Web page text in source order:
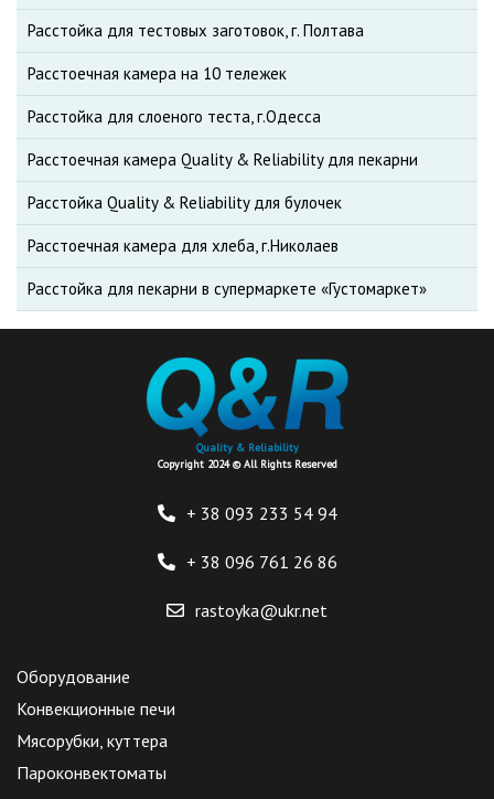
Расстойка для тестовых заготовок, г. Полтава
Расстоечная камера на 10 тележек
Расстойка для слоеного теста, г.Одесса
Расстоечная камера Quality & Reliability для пекарни
Расстойка Quality & Reliability для булочек
Расстоечная камера для хлеба, г.Николаев
Расстойка для пекарни в супермаркете «Густомаркет»
Quality & Reliability
Copyright 2024 © All Rights Reserved
Оборудование
Конвекционные печи
Мясорубки, куттера
Пароконвектоматы
+ 38 093 233 54 94
+ 38 096 761 26 86
rastoyka@ukr.net